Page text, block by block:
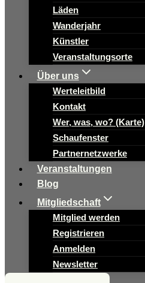
Läden
Wanderjahr
Künstler
Veranstaltungsorte
Über uns
Werteleitbild
Kontakt
Wer, was, wo? (Karte)
Schaufenster
Partnernetzwerke
Veranstaltungen
Blog
Mitgliedschaft
Mitglied werden
Registrieren
Anmelden
Newsletter